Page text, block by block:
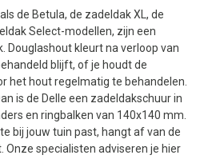
de Betula, de zadeldak XL, de
Select-modellen, zijn een
Douglashout kleurt na verloop van
blijft, of je houdt de
het hout regelmatig te behandelen.
is de Delle een zadeldakschuur in
en ringbalken van 140x140 mm.
bij jouw tuin past, hangt af van de
Onze specialisten adviseren je hier